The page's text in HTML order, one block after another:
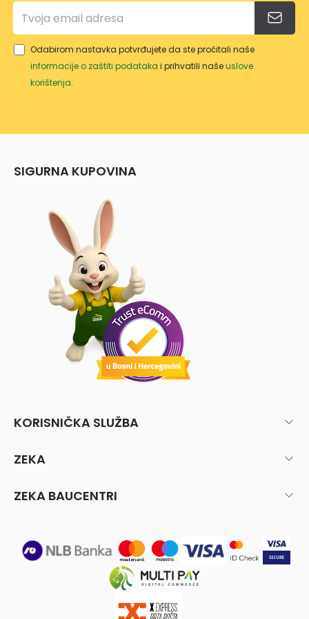
Odabirom nastavka potvrđujete da ste pročitali naše
informacije o zaštiti podataka i prihvatili našeuslove
korištenja.
SIGURNA KUPOVINA
KORISNIČKA SLUŽBA
ZEKA
ZEKA BAUCENTRI